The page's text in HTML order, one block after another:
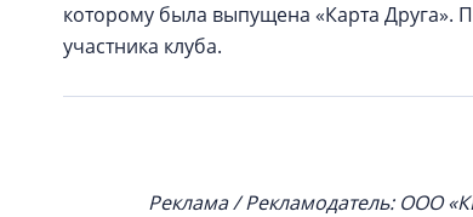
которому была выпущена «Карта
участника клуба.
Реклама / Рекламодатель: ООО